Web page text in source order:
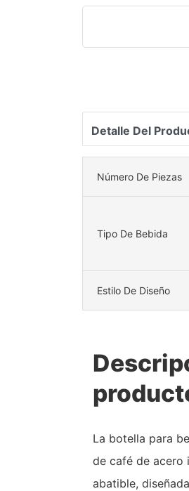
Detalle Del
Número De Piezas
Tipo De Bebida
Estilo De Diseño
La botella para
de café de acero
abatible,